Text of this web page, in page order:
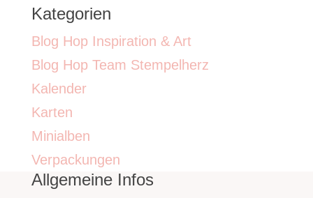
Kategorien
Blog Hop Inspiration & Art
Blog Hop Team Stempelherz
Kalender
Karten
Minialben
Verpackungen
Allgemeine Infos